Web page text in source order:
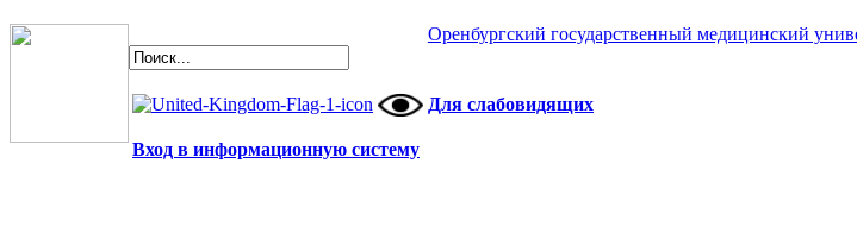
Оренбургский государственный медицинский
Для слабовидящих
Вход в информационную систему